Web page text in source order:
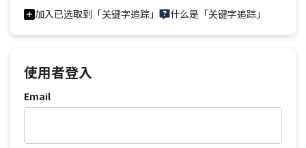
加入已选取到「关键字追踪」 什么是「关键字追踪」
使用者登入
Email